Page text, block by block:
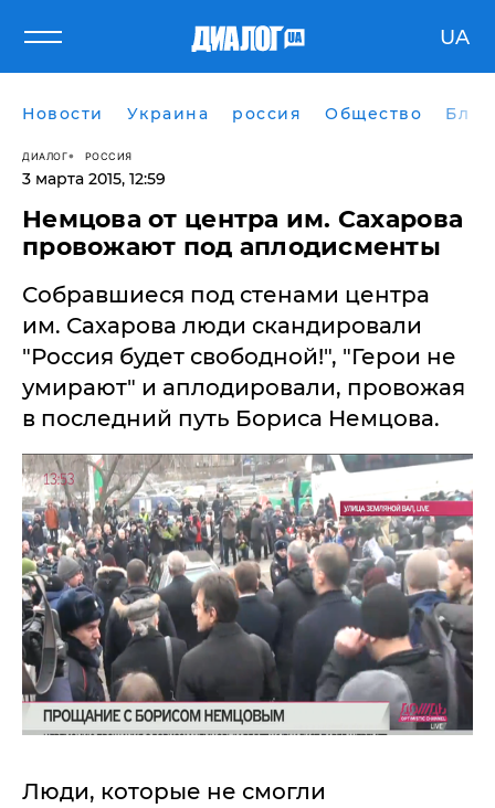
UA
Новости Украина россия Общество
ДИАЛОГ РОССИЯ
3 марта 2015, 12:59
Немцова от центра им. Сахарова
провожают под аплодисменты
Собравшиеся под стенами центра
им. Сахарова люди скандировали
"Россия будет свободной!", "Герои не
умирают" и аплодировали, провожая
в последний путь Бориса Немцова.
Люди, которые не смогли